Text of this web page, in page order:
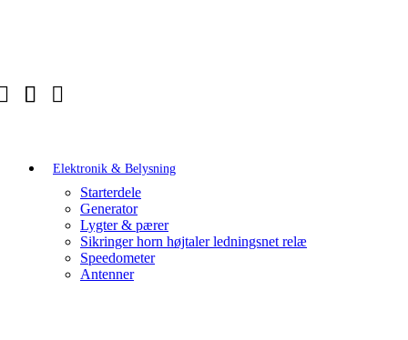
Elektronik & Belysning
Starterdele
Generator
Lygter & pærer
Sikringer horn højtaler ledningsnet relæ
Speedometer
Antenner